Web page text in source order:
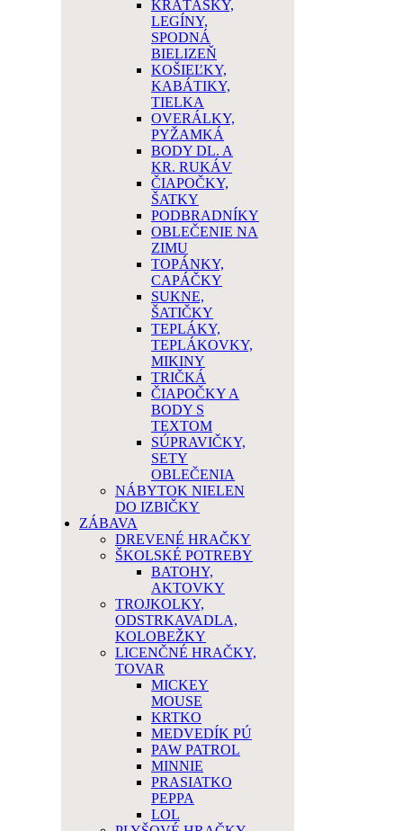
KRAŤASKY,
LEGÍNY,
SPODNÁ
BIELIZEŇ
KOŠIEĽKY,
KABÁTIKY,
TIELKA
OVERÁLKY,
PYŽAMKÁ
BODY DL. A
KR. RUKÁV
ČIAPOČKY,
ŠATKY
PODBRADNÍKY
OBLEČENIE NA
ZIMU
TOPÁNKY,
CAPÁČKY
SUKNE,
ŠATIČKY
TEPLÁKY,
TEPLÁKOVKY,
MIKINY
TRIČKÁ
ČIAPOČKY A
BODY S
TEXTOM
SÚPRAVIČKY,
SETY
OBLEČENIA
NÁBYTOK NIELEN
DO IZBIČKY
ZÁBAVA
DREVENÉ HRAČKY
ŠKOLSKÉ POTREBY
BATOHY,
AKTOVKY
TROJKOLKY,
ODSTRKAVADLA,
KOLOBEŽKY
LICENČNÉ HRAČKY,
TOVAR
MICKEY
MOUSE
KRTKO
MEDVEDÍK PÚ
PAW PATROL
MINNIE
PRASIATKO
PEPPA
LOL